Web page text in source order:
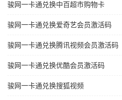
骏网一卡通兑换中百超市购物卡
骏网一卡通兑换爱奇艺会员激活码
骏网一卡通兑换腾讯视频会员激活码
骏网一卡通兑换优酷会员激活码
骏网一卡通兑换搜狐视频